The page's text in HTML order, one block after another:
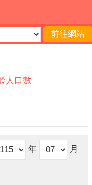
人口數
年 月